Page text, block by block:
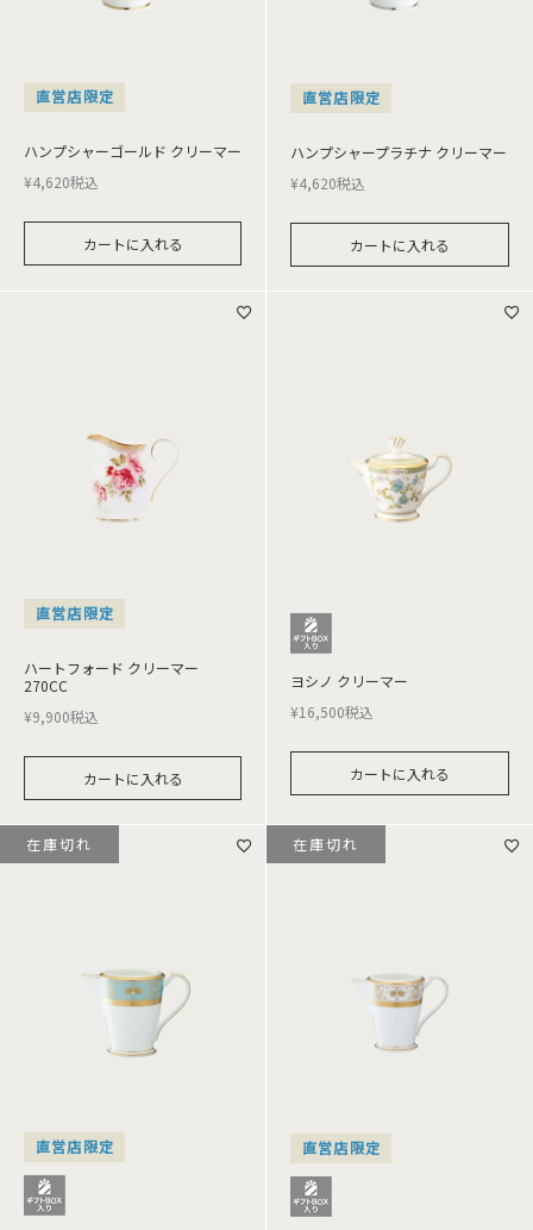
直営店限定
ハンプシャーゴールド クリーマー
¥4,620税込
カートに入れる
直営店限定
ハンプシャープラチナ クリーマー
¥4,620税込
カートに入れる
直営店限定
ハートフォード クリーマー
270CC
¥9,900税込
カートに入れる
ヨシノ クリーマー
¥16,500税込
カートに入れる
直営店限定
在庫切れ
直営店限定
在庫切れ